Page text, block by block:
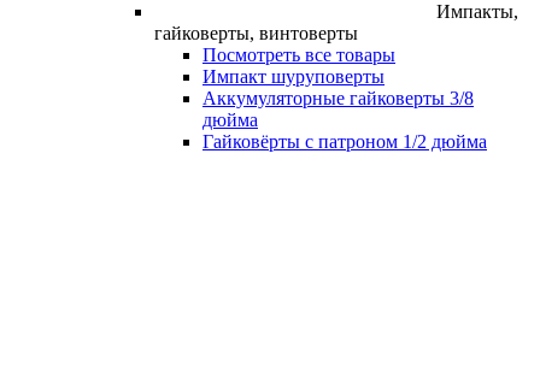
Импакты,
гайковерты, винтоверты
Посмотреть все товары
Импакт шуруповерты
Аккумуляторные гайковерты 3/8
дюйма
Гайковёрты с патроном 1/2 дюйма